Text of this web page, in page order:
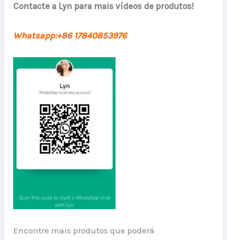
Contacte a Lyn para mais vídeos de produtos!
Whatsapp:+86 17840853976
Encontre mais produtos que poderá